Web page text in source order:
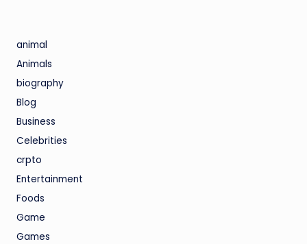
animal
Animals
biography
Blog
Business
Celebrities
crpto
Entertainment
Foods
Game
Games